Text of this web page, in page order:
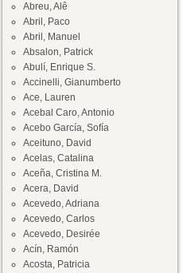
Abreu, Alê
Abril, Paco
Abril, Manuel
Absalon, Patrick
Abulí, Enrique S.
Accinelli, Gianumberto
Ace, Lauren
Acebal Caro, Antonio
Acebo García, Sofía
Aceituno, David
Acelas, Catalina
Aceña, Cristina M.
Acera, David
Acevedo, Adriana
Acevedo, Carlos
Acevedo, Desirée
Acín, Ramón
Acosta, Patricia